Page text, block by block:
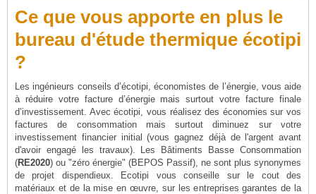
Ce que vous apporte en plus le
bureau d'étude thermique écotipi
?
Les ingénieurs conseils d’écotipi, économistes de l’énergie, vous aide
à réduire votre facture d’énergie mais surtout votre facture finale
d’investissement. Avec écotipi, vous réalisez des économies sur vos
factures de consommation mais surtout diminuez sur votre
investissement financier initial (vous gagnez déjà de l'argent avant
d'avoir engagé les travaux). Les Bâtiments Basse Consommation
(RE2020) ou "zéro énergie" (BEPOS Passif), ne sont plus synonymes
de projet dispendieux. Ecotipi vous conseille sur le cout des
matériaux et de la mise en œuvre, sur les entreprises garantes de la